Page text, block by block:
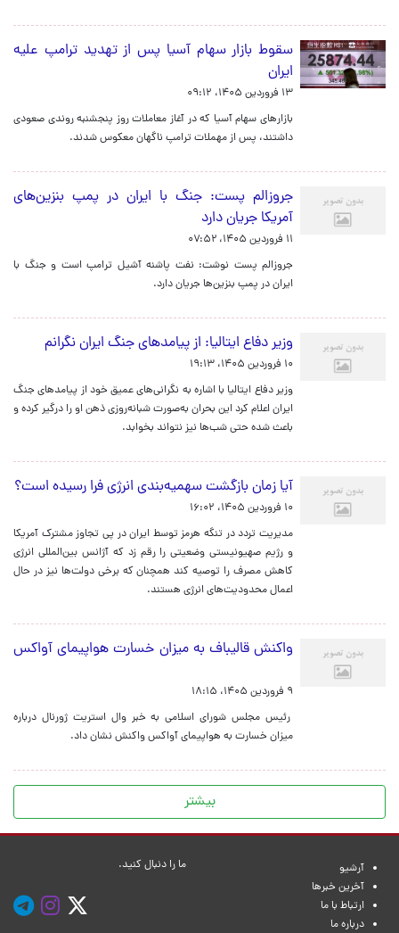
سقوط بازار سهام آسیا پس از تهدید ترامپ علیه
ایران
۱۳ فروردین ۱۴۰۵، ۰۹:۱۲
بازارهای سهام آسیا که در آغاز معاملات روز پنجشنبه روندی صعودی
داشتند، پس از مهملات ترامپ ناگهان معکوس شدند.
جروزالم پست: جنگ با ایران در پمپ بنزین‌های
آمریکا جریان دارد
۱۱ فروردین ۱۴۰۵، ۰۷:۵۲
جروزالم پست نوشت: نفت پاشنه آشیل ترامپ است و جنگ با
ایران در پمپ بنزین‌ها جریان دارد.
وزیر دفاع ایتالیا: از پیامدهای جنگ ایران نگرانم
۱۰ فروردین ۱۴۰۵، ۱۹:۱۳
وزیر دفاع ایتالیا با اشاره به نگرانی‌های عمیق خود از پیامدهای جنگ
ایران اعلام کرد این بحران به‌صورت شبانه‌روزی ذهن او را درگیر کرده و
باعث شده حتی شب‌ها نیز نتواند بخوابد.
آیا زمان بازگشت سهمیه‌بندی انرژی فرا رسیده است؟
۱۰ فروردین ۱۴۰۵، ۱۶:۰۲
مدیریت تردد در تنگه هرمز توسط ایران در پی تجاوز مشترک آمریکا
و رژیم صهیونیستی وضعیتی را رقم زد که آژانس بین‌المللی انرژی
کاهش مصرف را توصیه کند همچنان که برخی دولت‌ها نیز در حال
اعمال محدودیت‌های انرژی هستند.
واکنش قالیباف به میزان خسارت هواپیمای آواکس
۹ فروردین ۱۴۰۵، ۱۸:۱۵
رئیس مجلس شورای اسلامی به خبر وال استریت ژورنال درباره
میزان خسارت به هواپیمای آواکس واکنش نشان داد.
بیشتر
آرشیو
آخرین خبرها
ارتباط با ما
درباره ما
ما را دنبال کنید.